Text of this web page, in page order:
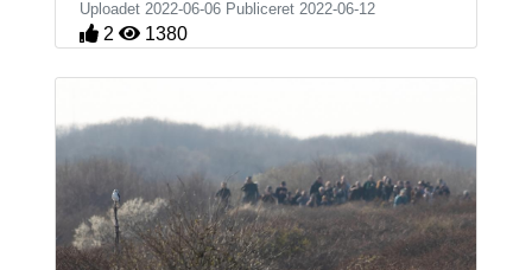
Uploadet 2022-06-06 Publiceret 2022-06-12
2 1380